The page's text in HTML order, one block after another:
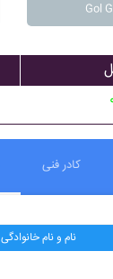
Gol
کادر فنی
نام و نام خانوادگی